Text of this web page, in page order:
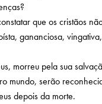
que os cristãos
gananciosa,
morreu pela sua
mundo, serão
depois da morte.